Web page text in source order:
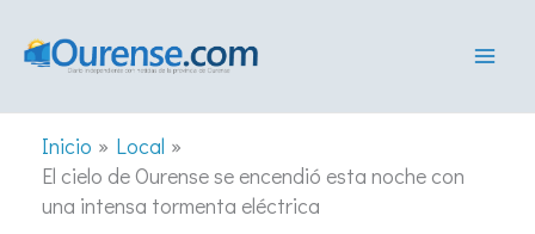
Inicio
Local
El cielo de Ourense se encendió esta noche con
una intensa tormenta eléctrica